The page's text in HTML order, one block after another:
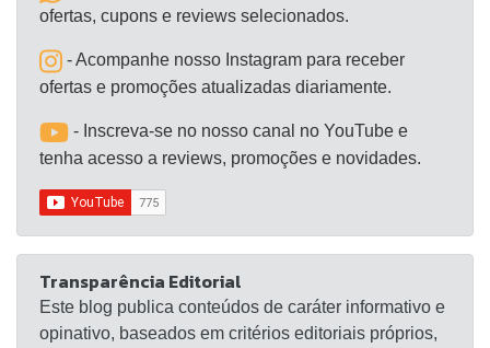
ofertas, cupons e reviews selecionados.
- Acompanhe nosso Instagram para receber
ofertas e promoções atualizadas diariamente.
- Inscreva-se no nosso canal no YouTube e
tenha acesso a reviews, promoções e novidades.
Transparência Editorial
Este blog publica conteúdos de caráter informativo e
opinativo, baseados em critérios editoriais próprios,